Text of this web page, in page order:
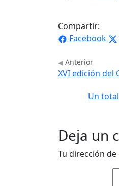
Compartir:
Facebook
Anterior
XVI edición del
Un
Deja un
Tu dirección